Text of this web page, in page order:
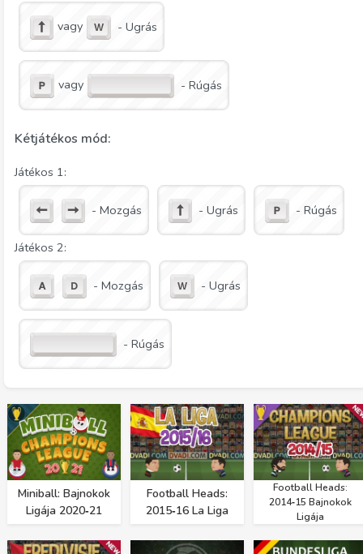
vagy - Ugrás
vagy - Rúgás
Kétjátékos mód:
Játékos 1:
- Mozgás - Ugrás - Rúgás
Játékos 2:
- Mozgás - Ugrás
- Rúgás
Miniball: Bajnokok
Ligája 2020‑21
Football Heads:
2015‑16 La Liga
Football Heads:
2014‑15 Bajnokok
Ligája